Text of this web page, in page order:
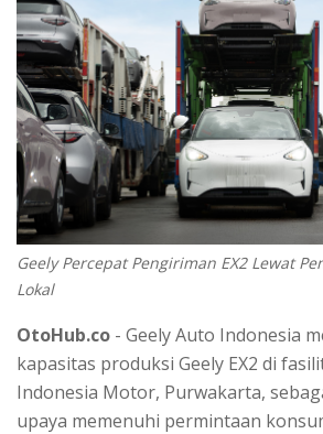
Geely Percepat Pengiriman EX2 Lewat
Lokal
OtoHub.co - Geely Auto Indonesia
kapasitas produksi Geely EX2 di
Indonesia Motor, Purwakarta,
upaya memenuhi permintaan